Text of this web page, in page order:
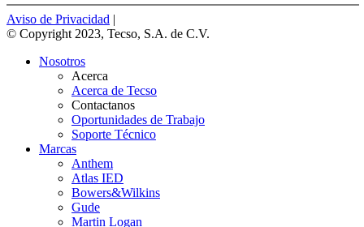
Aviso de Privacidad |
© Copyright 2023, Tecso, S.A. de C.V.
Nosotros
Acerca
Acerca de Tecso
Contactanos
Oportunidades de Trabajo
Soporte Técnico
Marcas
Anthem
Atlas IED
Bowers&Wilkins
Gude
Martin Logan